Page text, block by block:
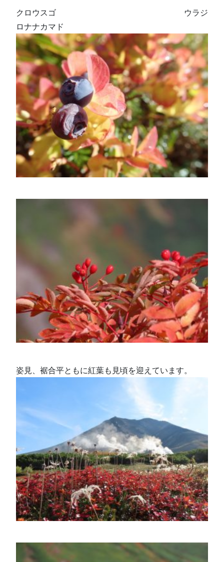
クロウスゴ ウラジ
ロナナカマド
姿見、裾合平ともに紅葉も見頃を迎えています。